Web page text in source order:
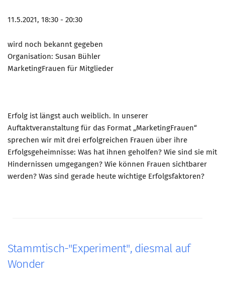
11.5.2021, 18:30 - 20:30
wird noch bekannt gegeben
Organisation: Susan Bühler
MarketingFrauen für Mitglieder
Erfolg ist längst auch weiblich. In unserer
Auftaktveranstaltung für das Format „MarketingFrauen“
sprechen wir mit drei erfolgreichen Frauen über ihre
Erfolgsgeheimnisse: Was hat ihnen geholfen? Wie sind sie mit
Hindernissen umgegangen? Wie können Frauen sichtbarer
werden? Was sind gerade heute wichtige Erfolgsfaktoren?
Stammtisch-"Experiment", diesmal auf
Wonder